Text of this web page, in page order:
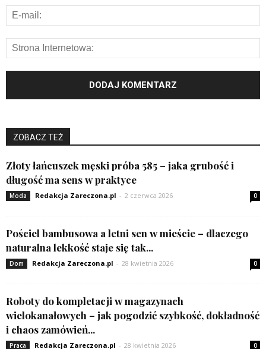
ZOBACZ TEŻ
Złoty łańcuszek męski próba 585 – jaka grubość i
długość ma sens w praktyce
Moda Redakcja Zareczona.pl - 2 czerwca 2026 0
Pościel bambusowa a letni sen w mieście – dlaczego
naturalna lekkość staje się tak...
Dom Redakcja Zareczona.pl - 28 kwietnia 2026 0
Roboty do kompletacji w magazynach
wielokanałowych – jak pogodzić szybkość, dokładność
i chaos zamówień...
Praca Redakcja Zareczona.pl - 28 kwietnia 2026 0